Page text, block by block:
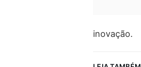
inovação.